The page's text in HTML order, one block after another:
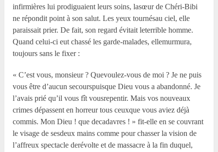
infirmières lui prodiguaient leurs soins, lasœur de Chéri-Bibi
ne répondit point à son salut. Les yeux tournésau ciel, elle
paraissait prier. De fait, son regard évitait leterrible homme.
Quand celui-ci eut chassé les garde-malades, ellemurmura,
toujours sans le fixer :
« C’est vous, monsieur ? Quevoulez-vous de moi ? Je ne puis
vous être d’aucun secourspuisque Dieu vous a abandonné. Je
l’avais prié qu’il vous fît vousrepentir. Mais vos nouveaux
crimes dépassent en horreur tous ceuxque vous aviez déjà
commis. Mon Dieu ! que decadavres ! » fit-elle en se couvrant
le visage de sesdeux mains comme pour chasser la vision de
l’affreux spectacle derévolte et de massacre à la fin duquel,